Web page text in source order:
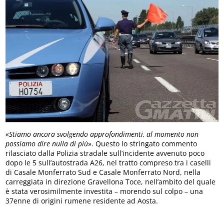
«Stiamo ancora svolgendo approfondimenti, al momento non
possiamo dire nulla di più». Questo lo stringato commento
rilasciato dalla Polizia stradale sull’incidente avvenuto poco
dopo le 5 sull’autostrada A26, nel tratto compreso tra i caselli
di Casale Monferrato Sud e Casale Monferrato Nord, nella
carreggiata in direzione Gravellona Toce, nell’ambito del quale
è stata verosimilmente investita – morendo sul colpo – una
37enne di origini rumene residente ad Aosta.